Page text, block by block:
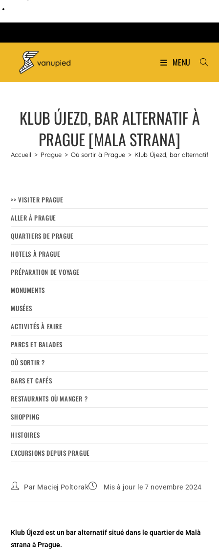
MENU
KLUB ÚJEZD, BAR ALTERNATIF À
PRAGUE [MALA STRANA]
Accueil > Prague > Où sortir à Prague > Klub Újezd, bar alternatif à
>> VISITER PRAGUE
ALLER À PRAGUE
QUARTIERS DE PRAGUE
HOTELS À PRAGUE
PRÉPARATION DE VOYAGE
MONUMENTS
MUSÉES
ACTIVITÉS À FAIRE
PARCS ET BALADES
OÙ SORTIR ?
BARS ET CAFÉS
RESTAURANTS OÙ MANGER ?
SHOPPING
HISTOIRES
EXCURSIONS DEPUIS PRAGUE
Par Maciej Poltorak Mis à jour le 7 novembre 2024
Klub Újezd est un bar alternatif situé dans le quartier de Malà
strana à Prague.